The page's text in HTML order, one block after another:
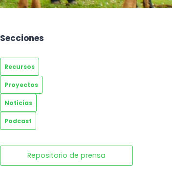
Secciones
Recursos
Proyectos
Noticias
Podcast
Repositorio de prensa